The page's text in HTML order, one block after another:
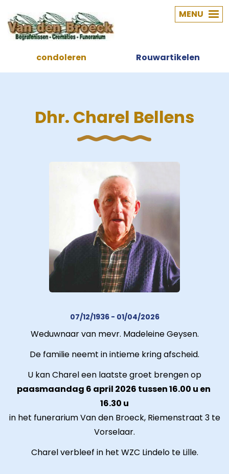
condoleren Rouwartikelen
MENU
Dhr. Charel Bellens
07/12/1936 - 01/04/2026
Weduwnaar van mevr. Madeleine Geysen.
De familie neemt in intieme kring afscheid.
U kan Charel een laatste groet brengen op
paasmaandag 6 april 2026 tussen 16.00 u en
16.30 u
in het funerarium Van den Broeck, Riemenstraat 3 te
Vorselaar.
Charel verbleef in het WZC Lindelo te Lille.